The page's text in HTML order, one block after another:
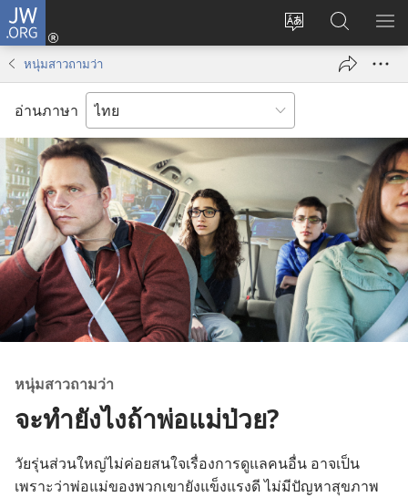
JW.ORG
เปลี่ยน
เข้า
(เปิด
ใหม่)
ค้นหา
ใน
JW.ORG
แส
หนุ่มสาวถามว่า
อ่านภาษา
หนุ่ม​สาว​ถาม​ว่า
จะทำยังไงถ้าพ่อแม่ป่วย?
วัยรุ่น​ส่วน​ใหญ่​ไม่​ค่อย​สนใจ​เรื่อง​การ​ดู​แล​คน​อื่น อาจ​เป็น​
เพราะ​ว่า​พ่อ​แม่​ของ​พวก​เขา​ยัง​แข็งแรง​ดี ไม่​มี​ปัญหา​สุขภาพ